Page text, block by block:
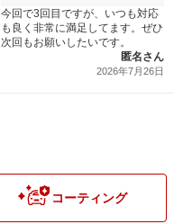
今回で3回目ですが、いつも対応
も良く非常に満足してます。ぜひ
次回もお願いしたいです。
匿名さん
2026年7月26日
コーティング